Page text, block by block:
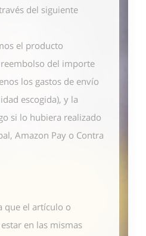
del siguiente
el producto
del importe
los gastos de envío
escogida), y la
si lo hubiera realizado
Amazon Pay o Contra
que el artículo o
en las mismas